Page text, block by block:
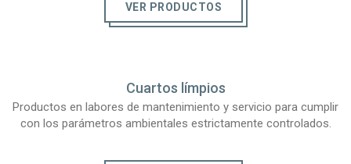
VER PRODUCTOS
Cuartos límpios
Productos en labores de mantenimiento y servicio para cumplir
con los parámetros ambientales estrictamente controlados.